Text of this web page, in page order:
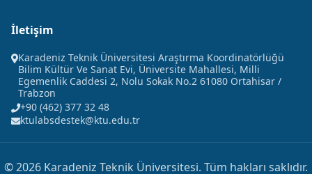
İletişim
Karadeniz Teknik Üniversitesi Araştırma Koordinatörlüğü
Bilim Kültür Ve Sanat Evi, Üniversite Mahallesi, Milli
Egemenlik Caddesi 2, Nolu Sokak No.2 61080 Ortahisar /
Trabzon
+90 (462) 377 32 48
ktulabsdestek@ktu.edu.tr
© 2026 Karadeniz Teknik Üniversitesi. Tüm hakları saklıdır.